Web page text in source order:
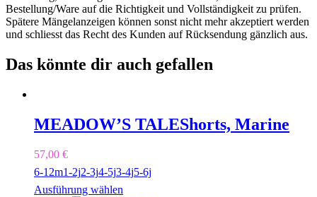
Bestellung/Ware auf die Richtigkeit und Vollständigkeit zu prüfen.
Spätere Mängelanzeigen können sonst nicht mehr akzeptiert werden
und schliesst das Recht des Kunden auf Rücksendung gänzlich aus.
Das könnte dir auch gefallen
MEADOW’S TALEShorts, Marine
57,00 €
6-12m1-2j2-3j4-5j3-4j5-6j
Ausführung wählen